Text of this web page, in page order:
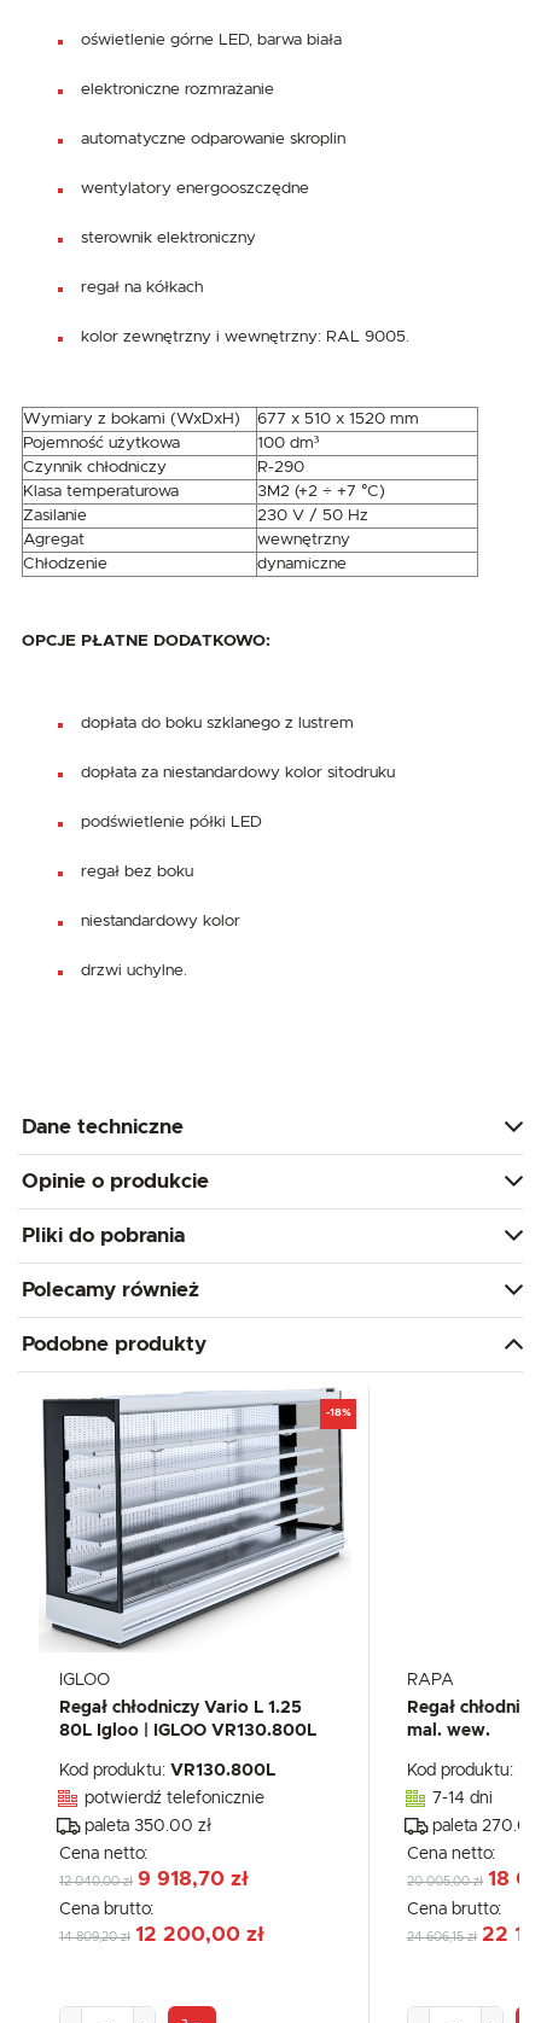
oświetlenie górne LED, barwa biała
elektroniczne rozmrażanie
automatyczne odparowanie skroplin
wentylatory energooszczędne
sterownik elektroniczny
regał na kółkach
kolor zewnętrzny i wewnętrzny: RAL 9005.
Wymiary z bokami (WxDxH)
677 x 510 x 1520 mm
Pojemność użytkowa
100 dm³
Czynnik chłodniczy
R-290
Klasa temperaturowa
3M2 (+2 ÷ +7 °C)
Zasilanie
230 V / 50 Hz
Agregat
wewnętrzny
Chłodzenie
dynamiczne
OPCJE PŁATNE DODATKOWO:
dopłata do boku szklanego z lustrem
dopłata za niestandardowy kolor sitodruku
podświetlenie półki LED
regał bez boku
niestandardowy kolor
drzwi uchylne.
Dane techniczne
Opinie o produkcie
Pliki do pobrania
Polecamy również
Podobne produkty
-18%
IGLOO
Regał chłodniczy Vario L 1.25
80L Igloo | IGLOO VR130.800L
Kod produktu: VR130.800L
potwierdź telefonicznie
paleta 350.00 zł
Cena netto:
12 040,00 zł 9 918,70 zł
Cena brutto:
14 809,20 zł 12 200,00 zł
RAPA
Regał
mal. wew.
Kod produktu:
7-14 dni
paleta 270.00
Cena netto:
20 005,00 zł 18
Cena brutto:
24 606,15 zł 22